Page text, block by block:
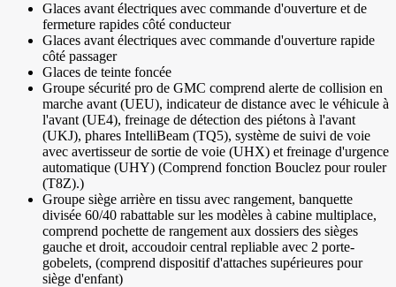
Glaces avant électriques avec commande d'ouverture et de
fermeture rapides côté conducteur
Glaces avant électriques avec commande d'ouverture rapide
côté passager
Glaces de teinte foncée
Groupe sécurité pro de GMC comprend alerte de collision en
marche avant (UEU), indicateur de distance avec le véhicule à
l'avant (UE4), freinage de détection des piétons à l'avant
(UKJ), phares IntelliBeam (TQ5), système de suivi de voie
avec avertisseur de sortie de voie (UHX) et freinage d'urgence
automatique (UHY) (Comprend fonction Bouclez pour rouler
(T8Z).)
Groupe siège arrière en tissu avec rangement, banquette
divisée 60/40 rabattable sur les modèles à cabine multiplace,
comprend pochette de rangement aux dossiers des sièges
gauche et droit, accoudoir central repliable avec 2 porte-
gobelets, (comprend dispositif d'attaches supérieures pour
siège d'enfant)